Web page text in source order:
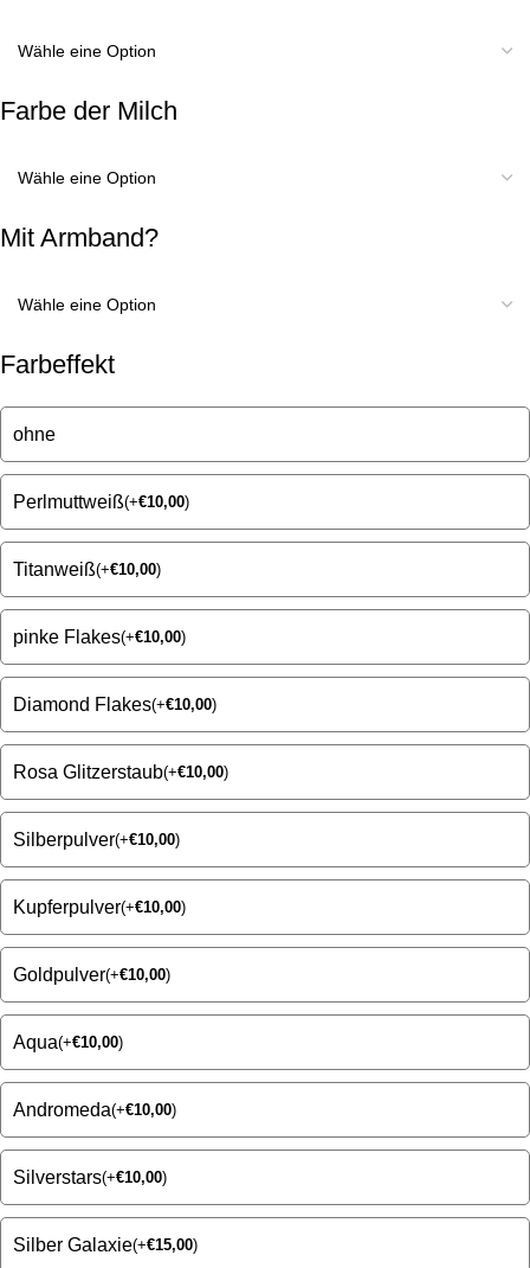
Farbe der Milch
Mit Armband?
Farbeffekt
ohne
Perlmuttweiß(+€10,00)
Titanweiß(+€10,00)
pinke Flakes(+€10,00)
Diamond Flakes(+€10,00)
Rosa Glitzerstaub(+€10,00)
Silberpulver(+€10,00)
Kupferpulver(+€10,00)
Goldpulver(+€10,00)
Aqua(+€10,00)
Andromeda(+€10,00)
Silverstars(+€10,00)
Silber Galaxie(+€15,00)